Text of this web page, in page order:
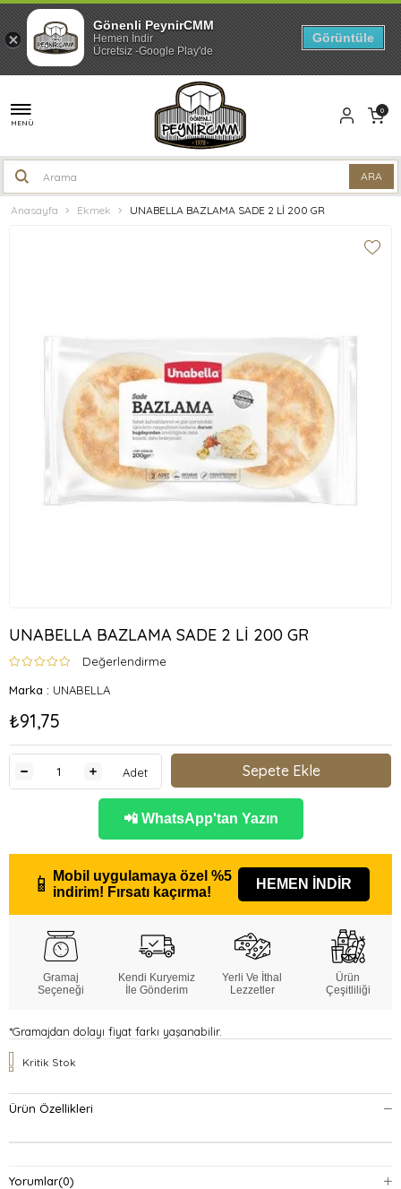
MENÜ
0
Anasayfa Ekmek UNABELLA BAZLAMA SADE 2 Lİ 200 GR
UNABELLA BAZLAMA SADE 2 Lİ 200 GR
Değerlendirme
Marka : UNABELLA
₺91,75
Adet
📲 WhatsApp'tan Yazın
📱 Mobil uygulamaya özel %5
indirim! Fırsatı kaçırma!
HEMEN İNDİR
Gramaj
Seçeneği
Kendi Kuryemiz
İle Gönderim
Yerli Ve İthal
Lezzetler
Ürün
Çeşitliliği
*Gramajdan dolayı fiyat farkı yaşanabilir.
Kritik Stok
Ürün Özellikleri
Yorumlar(0)
Gönenli PeynirCMM
Hemen İndir
Ücretsiz -Google Play'de
Görüntüle